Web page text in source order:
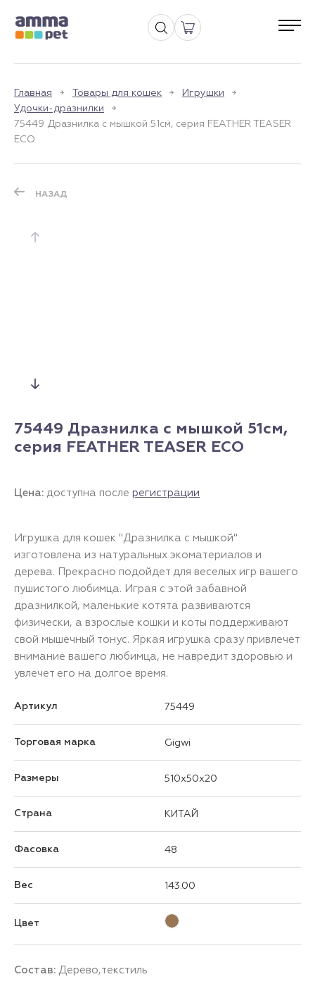
Главная Товары для кошек
Игрушки
Удочки-дразнилки
75449 Дразнилка с мышкой 51см, серия FEATHER TEASER
ECO
НАЗАД
75449 Дразнилка с мышкой 51см,
серия FEATHER TEASER ECO
Цена: доступна после регистрации
Игрушка для кошек "Дразнилка с мышкой"
изготовлена из натуральных экоматериалов и
дерева. Прекрасно подойдет для веселых игр вашего
пушистого любимца. Играя с этой забавной
дразнилкой, маленькие котята развиваются
физически, а взрослые кошки и коты поддерживают
свой мышечный тонус. Яркая игрушка сразу привлечет
внимание вашего любимца, не навредит здоровью и
увлечет его на долгое время.
Артикул 75449
Торговая марка Gigwi
Размеры 510x50x20
Страна КИТАЙ
Фасовка 48
Вес 143.00
Цвет
Состав: Дерево,текстиль